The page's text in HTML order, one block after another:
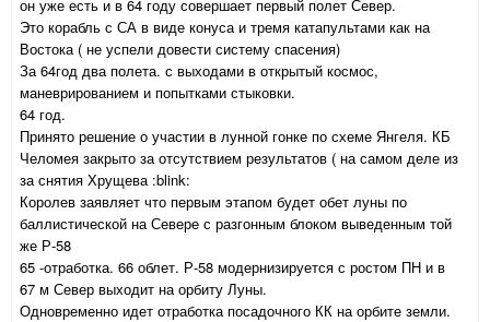
он уже есть и в 64 году совершает первый полет Север.
Это корабль с СА в виде конуса и тремя катапультами как на
Востока ( не успели довести систему спасения)
За 64год два полета. с выходами в открытый космос,
маневрированием и попытками стыковки.
64 год.
Принято решение о участии в лунной гонке по схеме Янгеля. КБ
Челомея закрыто за отсутствием результатов ( на самом деле из
за снятия Хрущева :blink:
Королев заявляет что первым этапом будет обет луны по
баллистической на Севере с разгонным блоком выведенным той
же Р-58
65 -отработка. 66 облет. Р-58 модернизируется с ростом ПН и в
67 м Север выходит на орбиту Луны.
Одновременно идет отработка посадочного КК на орбите земли.